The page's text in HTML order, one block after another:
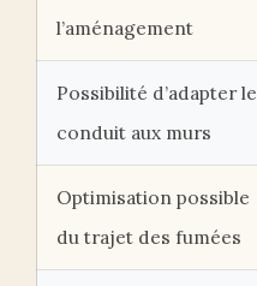
l’aménagement
Possibilité d’adapter le
conduit aux murs
Optimisation possible
du trajet des fumées